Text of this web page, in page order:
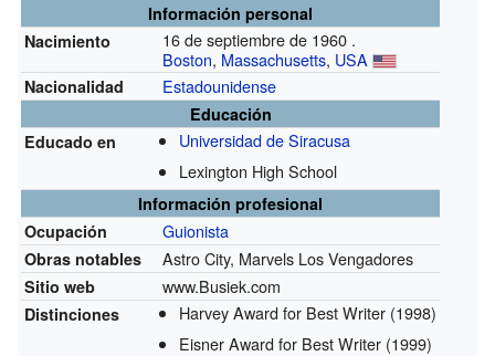
Información personal
Nacimiento
16 de septiembre de 1960 .
Boston, Massachusetts, USA
Nacionalidad Estadounidense
Educación
Educado en
Universidad de Siracusa
Lexington High School
Información profesional
Ocupación
Guionista
Obras notables Astro City, Marvels Los Vengadores
Sitio web www.Busiek.com
Distinciones Harvey Award for Best Writer (1998)
Eisner Award for Best Writer (1999)